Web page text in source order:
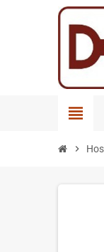
view_headline
chevron_right